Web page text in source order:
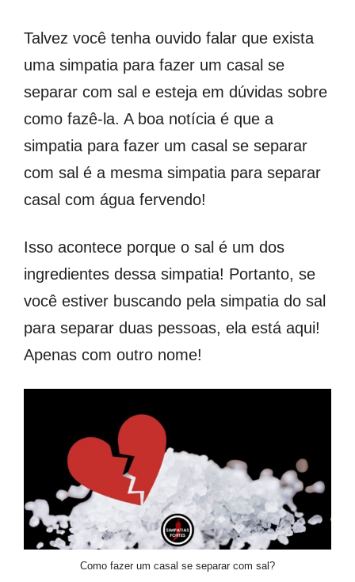
Talvez você tenha ouvido falar que exista
uma simpatia para fazer um casal se
separar com sal e esteja em dúvidas sobre
como fazê-la. A boa notícia é que a
simpatia para fazer um casal se separar
com sal é a mesma simpatia para separar
casal com água fervendo!
Isso acontece porque o sal é um dos
ingredientes dessa simpatia! Portanto, se
você estiver buscando pela simpatia do sal
para separar duas pessoas, ela está aqui!
Apenas com outro nome!
Como fazer um casal se separar com sal?